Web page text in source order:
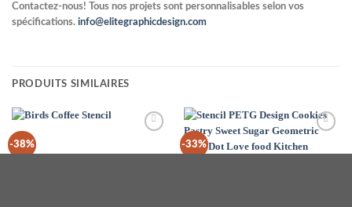
Contactez-nous! Tous nos projets sont personnalisables selon vos
spécifications. info@elitegraphicdesign.com
PRODUITS SIMILAIRES
-38% -33%